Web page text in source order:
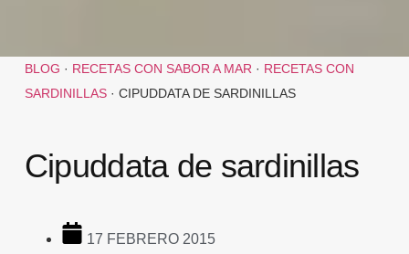
BLOG · RECETAS CON SABOR A MAR · RECETAS CON
SARDINILLAS· CIPUDDATA DE SARDINILLAS
Cipuddata de sardinillas
17 FEBRERO 2015